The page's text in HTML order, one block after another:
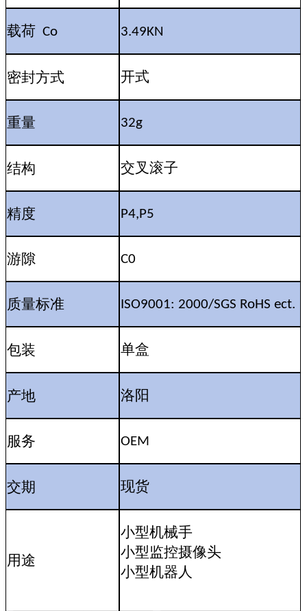
载荷 Co 3.49KN
密封方式 开式
重量 32g
结构 交叉滚子
精度 P4,P5
游隙 C0
质量标准 ISO9001: 2000/SGS RoHS ect.
包装 单盒
产地 洛阳
服务 OEM
交期 现货
用途
小型机械手
小型监控摄像头
小型机器人